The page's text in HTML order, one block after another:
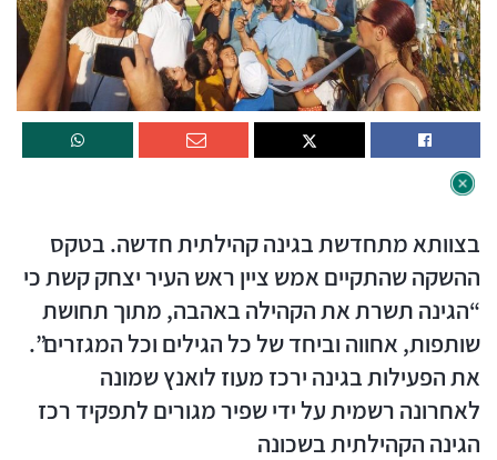
בצוותא מתחדשת בגינה קהילתית חדשה. בטקס
ההשקה שהתקיים אמש ציין ראש העיריצחק קשתכי
“הגינה תשרת את הקהילה באהבה, מתוך תחושת
שותפות, אחווה וביחד של כל הגילים וכל המגזרים”.
את הפעילות בגינה ירכז מעוז לואנץשמונה
לאחרונה רשמית על ידי שפיר מגורים לתפקיד רכז
הגינה הקהילתית בשכונה